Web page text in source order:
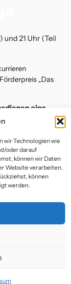
wir Technologien wie
oder darauf
können wir Daten
Website verarbeiten.
können
werden.
und 21 Uhr (Teil
„Das
eine
j